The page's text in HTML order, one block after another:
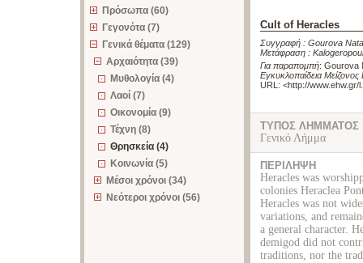
Πρόσωπα (60)
Γεγονότα (7)
Γενικά θέματα (129)
Αρχαιότητα (39)
Μυθολογία (4)
Λαοί (7)
Οικονομία (9)
Τέχνη (8)
Θρησκεία (4)
Κοινωνία (5)
Μέσοι χρόνοι (34)
Νεότεροι χρόνοι (56)
Cult of Heracles
Συγγραφή : Gourova
Μετάφραση :
Για παραπομπή: Gourova
Εγκυκλοπαίδεια
URL: <http://www.ehw.gr/
ΤΥΠΟΣ ΛΗΜΜΑΤΟΣ
Γενικό Λήμμα
ΠΕΡΙΛΗΨΗ
Heracles was
colonies Heraclea
Heracles was not
variations, and
a general character.
demigod did not
traditions, nor the